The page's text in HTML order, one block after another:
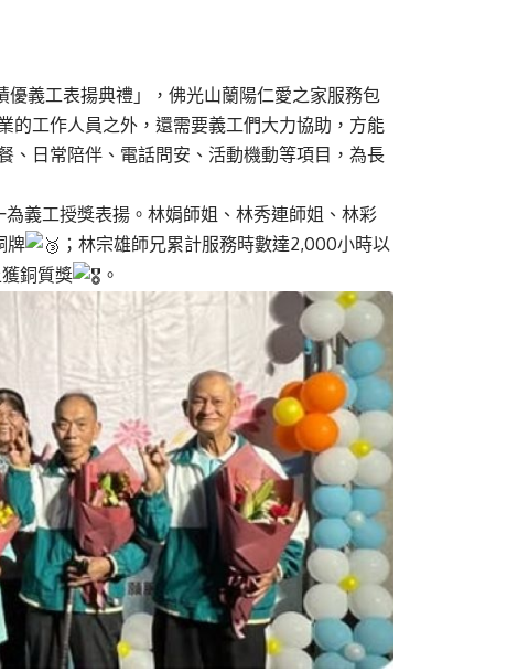
優義工表揚典禮」，佛光山蘭陽仁愛之家服務包
的工作人員之外，還需要義工們大力協助，方能
、日常陪伴、電話問安、活動機動等項目，為長
義工授獎表揚。林娟師姐、林秀連師姐、林彩
牌
；林宗雄師兄累計服務時數達2,000小時以
銅質獎 。